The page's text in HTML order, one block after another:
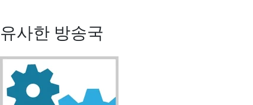
유사한 방송국